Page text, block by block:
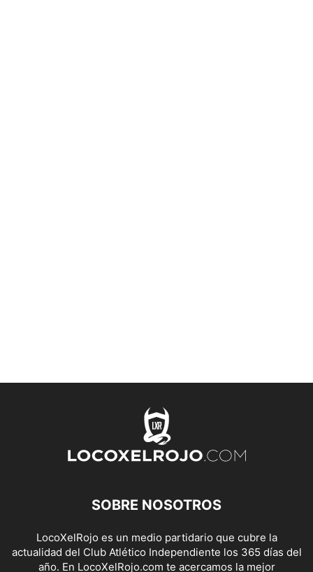
SOBRE NOSOTROS
LocoXelRojo es un medio partidario que cubre la
actualidad del Club Atlético Independiente los 365 días del
año. En LocoXelRojo.com te acercamos la mejor